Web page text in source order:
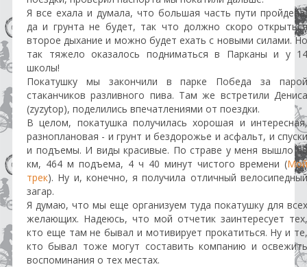
Я все ехала и думала, что большая часть пути пройдена,
да и грунта не будет, так что должно скоро открыться
второе дыхание и можно будет ехать с новыми силами. Но
так тяжело оказалось подниматься в Парканы и у 14
школы!
Покатушку мы закончили в парке Победа за парой
стаканчиков разливного пива. Там же встретили Дениса
(zyzytop), поделились впечатлениями от поездки.
В целом, покатушка получилась хорошая и интересная,
разноплановая - и грунт и бездорожье и асфальт, и спуски
и подъемы. И виды красивые. По страве у меня вышло 68
км, 464 м подъема, 4 ч 40 минут чистого времени (Мой
трек). Ну и, конечно, я получила отличный велосипедный
загар.
Я думаю, что мы еще организуем туда покатушку для всех
желающих. Надеюсь, что мой отчетик заинтересует тех,
кто еще там не бывал и мотивирует прокатиться. Ну и те,
кто бывал тоже могут составить компанию и освежить
воспоминания о тех местах.